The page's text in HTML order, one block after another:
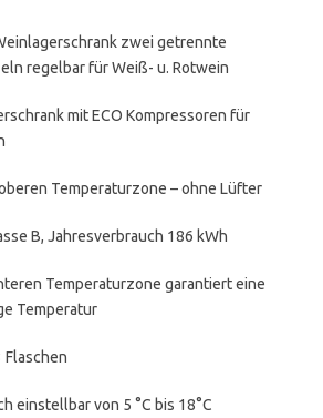
zwei getrennte
regelbar für Weiß- u. Rotwein
mit ECO Kompressoren für
Temperaturzone – ohne Lüfter
B, Jahresverbrauch 186 kWh
Temperaturzone garantiert eine
Temperatur
Flaschen
einstellbar von 5 °C bis 18°C